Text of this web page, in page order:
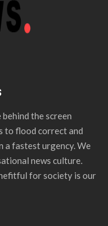
the screen
to flood correct and
fastest urgency. We
news culture.
for society is our